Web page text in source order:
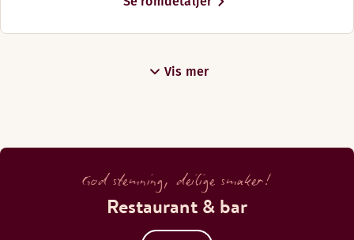
Vis mer
God stemning, deilige smaker!
Restaurant & bar